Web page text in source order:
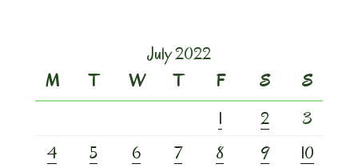
July 2022
M
T W T F S
S
1
2
3
4
5 6 7 8 9
10